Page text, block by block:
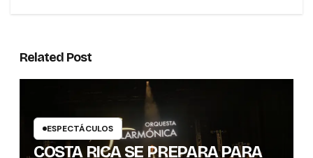
Related Post
ESPECTÁCULOS
COSTA RICA SE PREPARA PARA